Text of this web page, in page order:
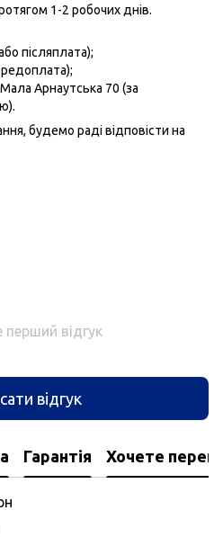
1-2 робочих днів.
післяплата);
Арнаутська 70 (за
будемо раді відповісти на
відгук
відгук
Гарантія Хочете